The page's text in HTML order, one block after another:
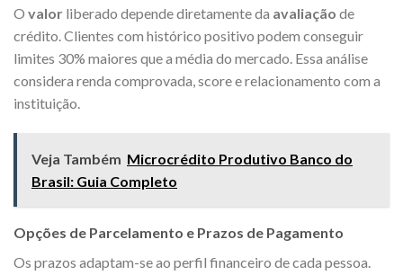
O valor liberado depende diretamente da avaliação de
crédito. Clientes com histórico positivo podem conseguir
limites 30% maiores que a média do mercado. Essa análise
considera renda comprovada, score e relacionamento com a
instituição.
Veja Também Microcrédito Produtivo Banco do
Brasil: Guia Completo
Opções de Parcelamento e Prazos de Pagamento
Os prazos adaptam-se ao perfil financeiro de cada pessoa.